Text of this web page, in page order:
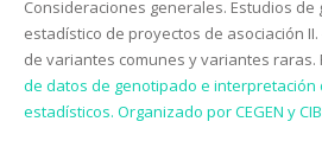
Consideraciones generales. Estudios
estadístico de proyectos de asociación
de variantes comunes y variantes raras.
de datos de genotipado e interpretación
estadísticos. Organizado por CEGEN y